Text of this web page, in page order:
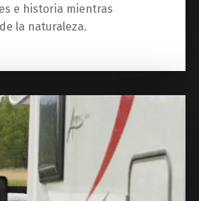
e historia mientras
la naturaleza.